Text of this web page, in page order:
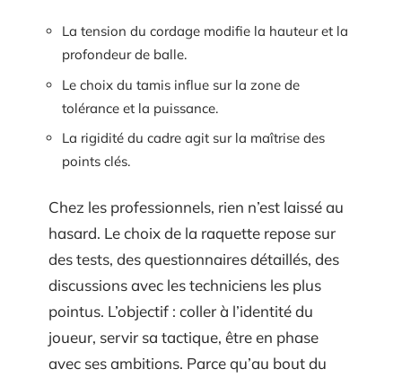
La tension du cordage modifie la hauteur et la
profondeur de balle.
Le choix du tamis influe sur la zone de
tolérance et la puissance.
La rigidité du cadre agit sur la maîtrise des
points clés.
Chez les professionnels, rien n’est laissé au
hasard. Le choix de la raquette repose sur
des tests, des questionnaires détaillés, des
discussions avec les techniciens les plus
pointus. L’objectif : coller à l’identité du
joueur, servir sa tactique, être en phase
avec ses ambitions. Parce qu’au bout du